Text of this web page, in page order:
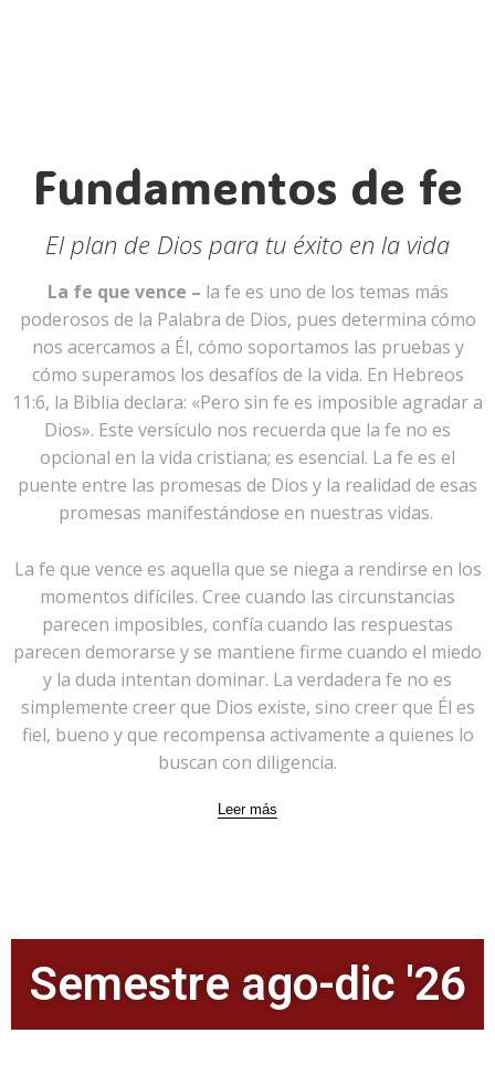
Fundamentos de fe
El plan de Dios para tu éxito en la vida
La fe que vence – la fe es uno de los temas más
poderosos de la Palabra de Dios, pues determina cómo
nos acercamos a Él, cómo soportamos las pruebas y
cómo superamos los desafíos de la vida. En Hebreos
11:6, la Biblia declara: «Pero sin fe es imposible agradar a
Dios». Este versículo nos recuerda que la fe no es
opcional en la vida cristiana; es esencial. La fe es el
puente entre las promesas de Dios y la realidad de esas
promesas manifestándose en nuestras vidas.
La fe que vence es aquella que se niega a rendirse en los
momentos difíciles. Cree cuando las circunstancias
parecen imposibles, confía cuando las respuestas
parecen demorarse y se mantiene firme cuando el miedo
y la duda intentan dominar. La verdadera fe no es
simplemente creer que Dios existe, sino creer que Él es
fiel, bueno y que recompensa activamente a quienes lo
buscan con diligencia.
Leer más
Semestre ago-dic '26